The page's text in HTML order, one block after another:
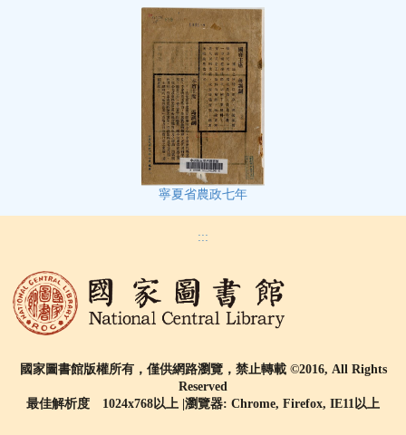
寧夏省農政七年
:::
國家圖書館版權所有，僅供網路瀏覽，禁止轉載 ©2016, All Rights
Reserved
最佳解析度 1024x768以上 |瀏覽器: Chrome, Firefox, IE11以上